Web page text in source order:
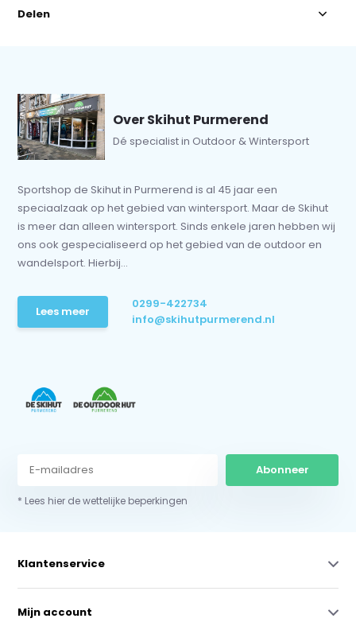
Delen
Over Skihut Purmerend
Dé specialist in Outdoor & Wintersport
Sportshop de Skihut in Purmerend is al 45 jaar een
speciaalzaak op het gebied van wintersport. Maar de Skihut
is meer dan alleen wintersport. Sinds enkele jaren hebben wij
ons ook gespecialiseerd op het gebied van de outdoor en
wandelsport. Hierbij...
Lees meer
0299-422734
info@skihutpurmerend.nl
Abonneer
* Lees hier de wettelijke beperkingen
Klantenservice
Mijn account